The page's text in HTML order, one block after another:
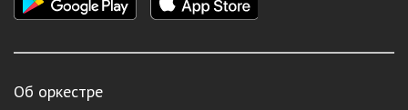
Об оркестре